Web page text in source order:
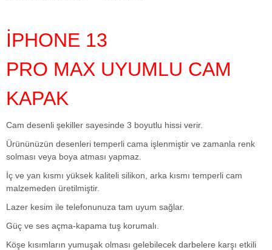
İPHONE 13
PRO MAX UYUMLU CAM
KAPAK
Cam desenli şekiller sayesinde 3 boyutlu hissi verir.
Ürününüzün desenleri temperli cama işlenmiştir ve zamanla renk
solması veya boya atması yapmaz.
İç ve yan kısmı yüksek kaliteli silikon, arka kısmı temperli cam
malzemeden üretilmiştir.
Lazer kesim ile telefonunuza tam uyum sağlar.
Güç ve ses açma-kapama tuş korumalı.
Köşe kısımların yumuşak olması gelebilecek darbelere karşı etkili